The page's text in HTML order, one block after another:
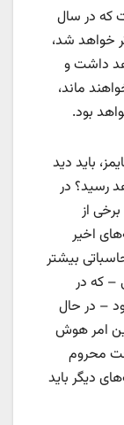
که در سال
خواهد شد،
داشت و
ماند،
بود.
باید دید
رسید؟ در
برخی از
اخیر
بیشتر
– که در
– در حال
امر هوش
محروم
پیشرفت‌های دیگر باید